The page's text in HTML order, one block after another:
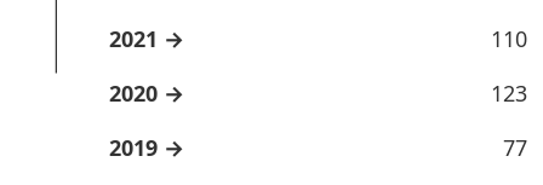
2021
110
2020
123
2019
77